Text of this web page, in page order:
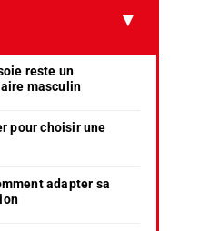
reste un
masculin
pour choisir une
adapter sa